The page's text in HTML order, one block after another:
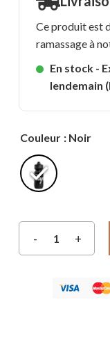
Ce produit est
ramassage à
En stock -
lendemain
Couleur : Noir